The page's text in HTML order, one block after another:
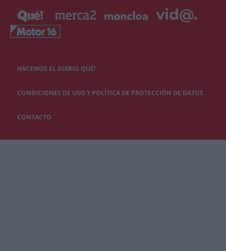
HACEMOS EL DIARIO QUÉ!
CONDICIONES DE USO Y POLÍTICA DE PROTECCIÓN DE DATOS
CONTACTO